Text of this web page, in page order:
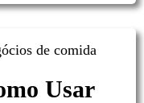
Usar